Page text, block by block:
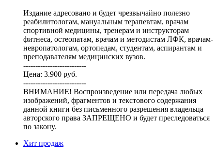
Издание адресовано и будет чрезвычайно полезно
реабилитологам, мануальным терапевтам, врачам
спортивной медицины, тренерам и инструкторам
фитнеса, остеопатам, врачам и методистам ЛФК, врачам-
невропатологам, ортопедам, студентам, аспирантам и
преподавателям медицинских вузов.
--------------------------
Цена: 3.900 руб.
--------------------------
ВНИМАНИЕ! Воспроизведение или передача любых
изображений, фрагментов и текстового содержания
данной книги без письменного разрешения владельца
авторского права ЗАПРЕЩЕНО и будет преследоваться
по закону.
Хит продаж